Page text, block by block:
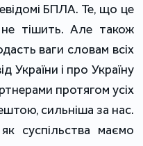
БПЛА. Те, що це
не тішить. Але також
ваги словам всіх
України і про Україну
протягом усіх
сильніша за нас.
суспільства маємо